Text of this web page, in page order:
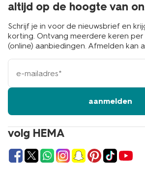
volg HEMA
altijd op de hoogte van
Schrijf je in voor de nieuwsbrief en
korting. Ontvang meerdere keren
(online) aanbiedingen. Afmelden kan
e-
mailadres
aanmelden